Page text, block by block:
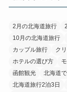
2月の北海道旅行
10月の北海道旅行
カップル旅行
ク
ホテルの選び方
函館観光
北海道
北海道旅行2泊3日